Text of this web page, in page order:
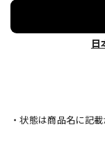
・状態は商品名に記